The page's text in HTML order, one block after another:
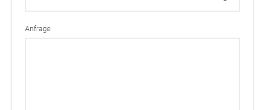
Anfrage